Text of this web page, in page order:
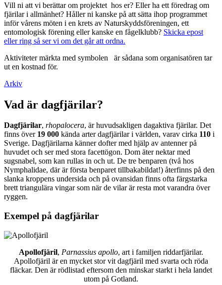
Vill ni att vi berättar om projektet hos er? Eller ha ett föredrag om
fjärilar i allmänhet? Håller ni kanske på att sätta ihop programmet
inför vårens möten i en krets av Naturskyddsföreningen, ett
entomologisk förening eller kanske en fågelklubb? Skicka epost
eller ring så ser vi om det går att ordna.
Aktiviteter märkta med symbolen
är sådana som organisatören tar
ut en kostnad för.
Arkiv
Vad är dagfjärilar?
Dagfjärilar, rhopalocera, är huvudsakligen dagaktiva fjärilar. Det
finns över 19 000 kända arter dagfjärilar i världen, varav cirka 110 i
Sverige. Dagfjärilarna känner dofter med hjälp av antenner på
huvudet och ser med stora facettögon. Dom äter nektar med
sugsnabel, som kan rullas in och ut. De tre benparen (två hos
Nymphalidae, där är första benparet tillbakabildat!) återfinns på den
slanka kroppens undersida och på ovansidan finns ofta färgstarka
brett triangulära vingar som när de vilar är resta mot varandra över
ryggen.
Exempel på dagfjärilar
Apollofjäril, Parnassius apollo, art i familjen riddarfjärilar.
Apollofjäril är en mycket stor vit dagfjäril med svarta och röda
fläckar. Den är rödlistad eftersom den minskar starkt i hela landet
utom på Gotland.